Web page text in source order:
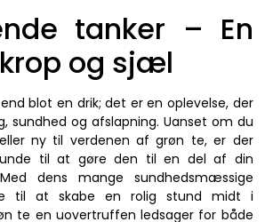
tanker – En
og sjæl
blot en drik; det er en oplevelse, der
sundhed og afslapning. Uanset om du
ny til verdenen af grøn te, er der
til at gøre den til en del af din
dens mange sundhedsmæssige
til at skabe en rolig stund midt i
te en uovertruffen ledsager for både